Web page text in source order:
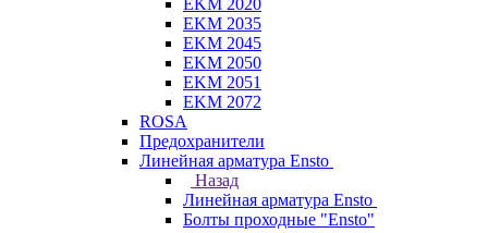
EKM 2020
EKM 2035
EKM 2045
EKM 2050
EKM 2051
EKM 2072
ROSA
Предохранители
Линейная арматура Ensto
Назад
Линейная арматура Ensto
Болты проходные "Ensto"